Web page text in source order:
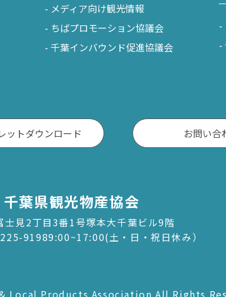
メディア向け観光情報
ちばプロモーション協議会
千葉インバウンド促進協議会
ットダウンロード お問い合
葉県観光物産協会
見2丁目3番1号塚本大千葉ビル9階
91989:00~17:00(土・日・祝日休み）
Products Association All Rights